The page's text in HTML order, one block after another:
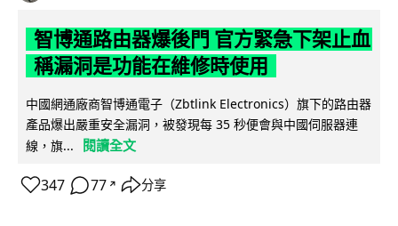
智博通路由器爆後門 官方緊急下架止血
稱漏洞是功能在維修時使用
中國網通廠商智博通電子（Zbtlink Electronics）旗下的路由器
產品爆出嚴重安全漏洞，被發現每 35 秒便會與中國伺服器連
線，旗...
閱讀全文
347 77 ↗ 分享